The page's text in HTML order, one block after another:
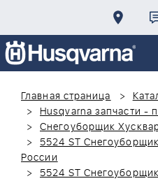
Главная страница
Husqvarna запчасти -
Снегоуборщик
5524 ST
России
5524 ST